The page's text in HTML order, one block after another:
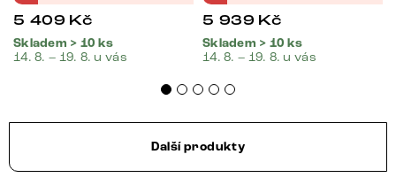
5 409 Kč
Skladem > 10 ks
14. 8. – 19. 8. u vás
5 939 Kč
Skladem > 10 ks
14. 8. – 19. 8. u vás
Další produkty